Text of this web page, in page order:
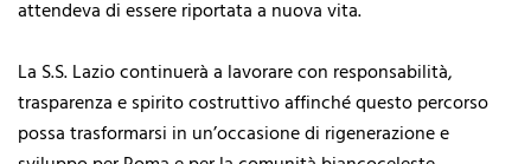
attendeva di essere riportata a nuova vita.
La S.S. Lazio continuerà a lavorare con responsabilità,
trasparenza e spirito costruttivo affinché questo percorso
possa trasformarsi in un’occasione di rigenerazione e